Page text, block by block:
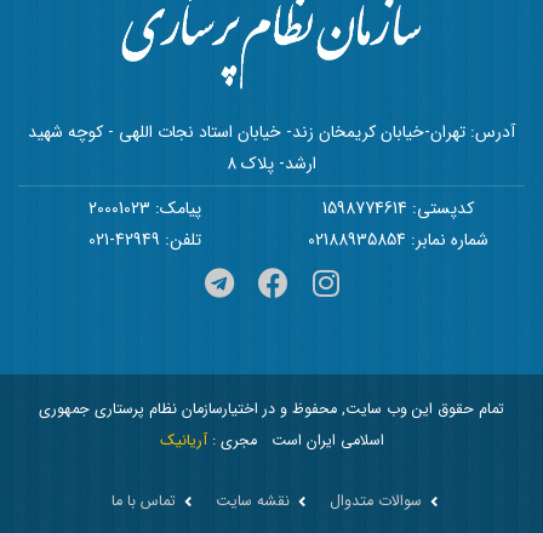
آدرس: تهران-خیابان کریمخان زند- خیابان استاد نجات اللهی - کوچه شهید
ارشد- پلاک 8
کدپستی: 1598774614
پیامک: 20001023
شماره نمابر: 02188935854
تلفن: 42949-021
تمام حقوق این وب سایت, محفوظ و در اختیارسازمان نظام پرستاری جمهوری
اسلامی ایران است
مجری :آریانیک
سوالات متدوال نقشه سایت تماس با ما